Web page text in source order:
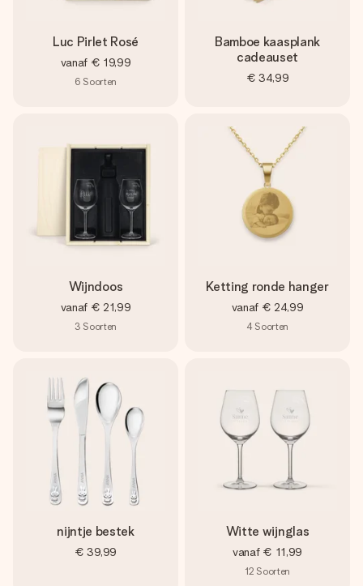
Luc Pirlet Rosé
vanaf € 19,99
6 Soorten
Bamboe kaasplank
cadeauset
€ 34,99
Wijndoos
vanaf € 21,99
3 Soorten
Ketting ronde hanger
vanaf € 24,99
4 Soorten
nijntje bestek
€ 39,99
Witte wijnglas
vanaf € 11,99
12 Soorten